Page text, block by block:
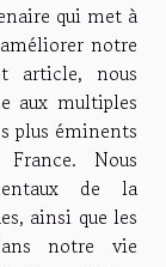
qui met à
notre
article, nous
aux multiples
plus éminents
Nous
de la
ainsi que les
notre vie